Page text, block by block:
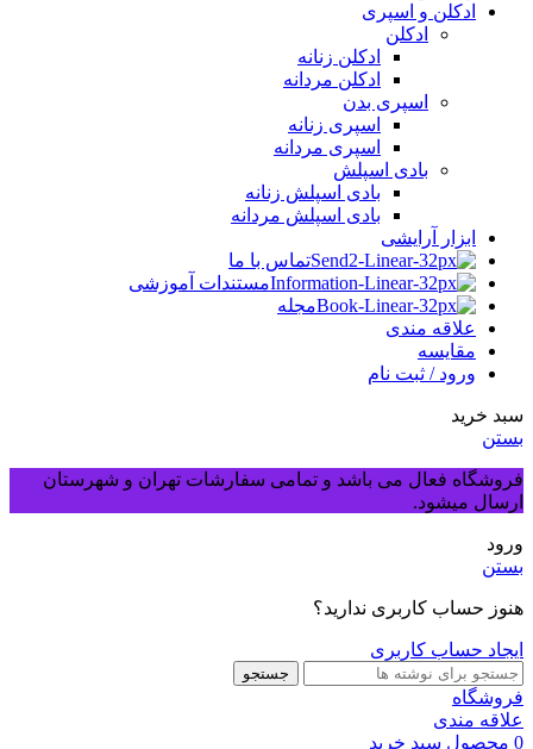
ادکلن و اسپری
ادکلن
ادکلن زنانه
ادکلن مردانه
اسپری بدن
اسپری زنانه
اسپری مردانه
بادی اسپلش
بادی اسپلش زنانه
بادی اسپلش مردانه
ابزار آرایشی
تماس با ما
مستندات آموزشی
مجله
علاقه مندی
مقایسه
ورود / ثبت نام
سبد خرید
بستن
فروشگاه فعال می باشد و تمامی سفارشات تهران و شهرستان
ارسال میشود.
ورود
بستن
هنوز حساب کاربری ندارید؟
ایجاد حساب کاربری
جستجو
فروشگاه
علاقه مندی
0 محصول سبد خرید